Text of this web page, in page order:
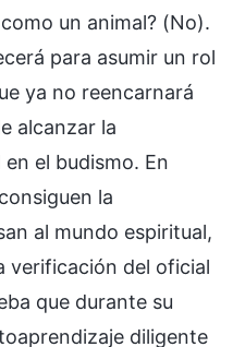
un animal? (No).
para asumir un rol
ya no reencarnará
alcanzar la
el budismo. En
la
al mundo espiritual,
verificación del oficial
que durante su
diligente